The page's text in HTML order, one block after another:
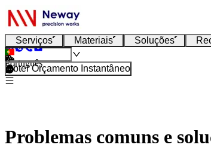
Serviços Materiais Soluções
Português
Obter Orçamento Instantâneo
Problemas comuns e